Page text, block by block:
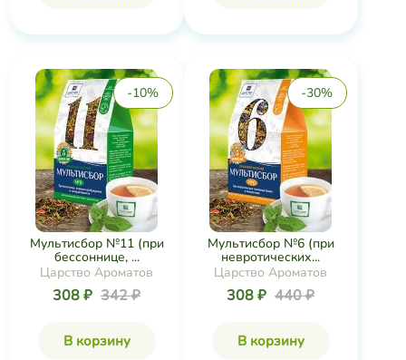
-10%
Мультисбор №11 (при
бессоннице, ...
Царство Ароматов
308 ₽ 342 ₽
В корзину
-30%
Мультисбор №6 (при
невротических...
Царство Ароматов
308 ₽ 440 ₽
В корзину